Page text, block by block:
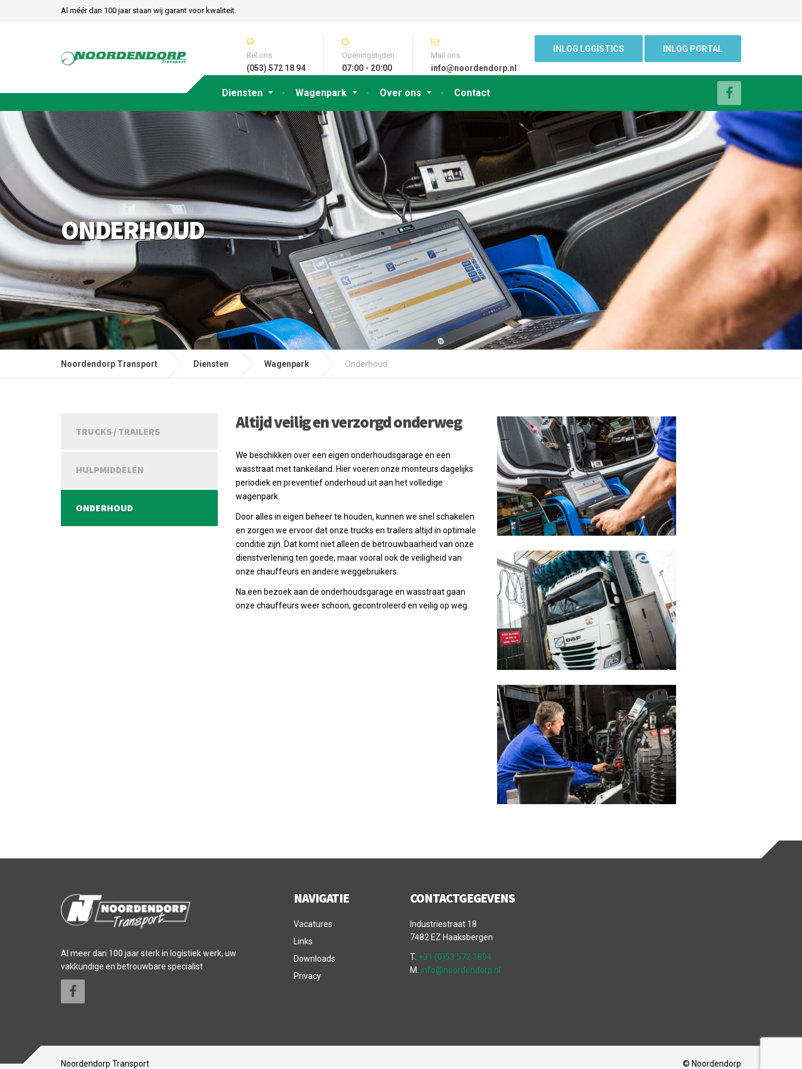
Al méér dan 100 jaar staan wij garant voor kwaliteit.
Diensten Wagenpark Over ons Contact
Bel ons
(053) 572 18 94
Openingstijden
07:00 - 20:00
Mail ons
info@noordendorp.nl
INLOG LOGISTICS INLOG PORTAL
ONDERHOUD
Noordendorp Transport Diensten Wagenpark Onderhoud
Altijd veilig en verzorgd onderweg
We beschikken over een eigen onderhoudsgarage en een
wasstraat met tankeiland. Hier voeren onze monteurs dagelijks
periodiek en preventief onderhoud uit aan het volledige
wagenpark.
Door alles in eigen beheer te houden, kunnen we snel schakelen
en zorgen we ervoor dat onze trucks en trailers altijd in optimale
conditie zijn. Dat komt niet alleen de betrouwbaarheid van onze
dienstverlening ten goede, maar vooral ook de veiligheid van
onze chauffeurs en andere weggebruikers.
Na een bezoek aan de onderhoudsgarage en wasstraat gaan
onze chauffeurs weer schoon, gecontroleerd en veilig op weg.
TRUCKS / TRAILERS
HULPMIDDELEN
ONDERHOUD
Al meer dan 100 jaar sterk in logistiek werk, uw
vakkundige en betrouwbare specialist
NAVIGATIE
Vacatures
Links
Downloads
Privacy
CONTACTGEGEVENS
Industriestraat 18
7482 EZ Haaksbergen
T. +31 (0)53 572 1894
M. info@noordendorp.nl
Noordendorp Transport © Noordendorp